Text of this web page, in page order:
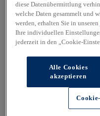
diese Datenübermittlung
welche Daten gesammelt und
werden, erhalten Sie in unseren
Ihre individuellen
jederzeit in den „Cookie-
Alle Cookies
akzeptieren